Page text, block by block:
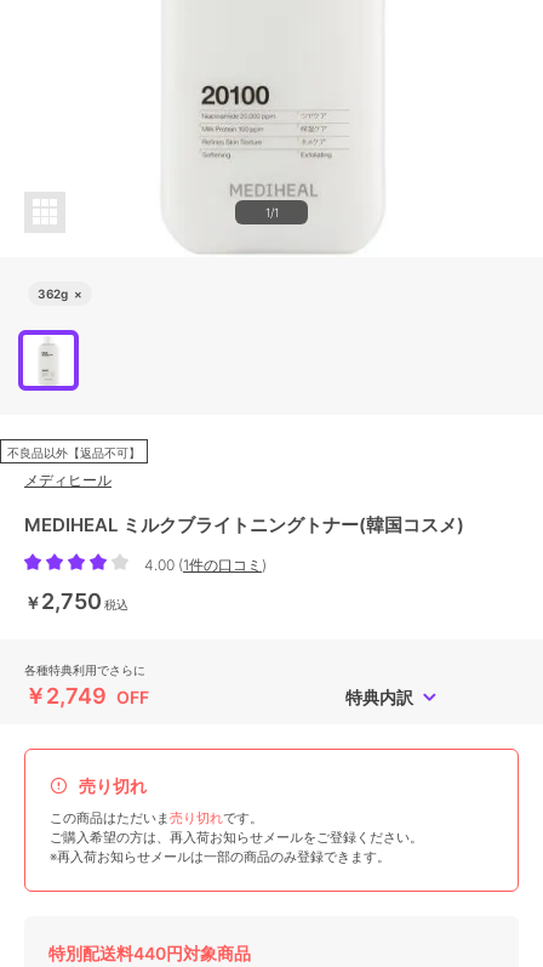
1/1
362g ×
不良品以外【返品不可】
メディヒール
MEDIHEAL ミルクブライトニングトナー(韓国コスメ)
4.00 (1件の口コミ )
￥2,750 税込
各種特典利用でさらに
￥2,749 OFF 特典内訳
売り切れ
この商品はただいま売り切れです。
ご購入希望の方は、再入荷お知らせメールをご登録ください。
※再入荷お知らせメールは一部の商品のみ登録できます。
特別配送料440円対象商品